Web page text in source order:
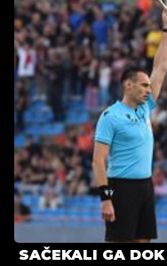
SAČEKALI GA